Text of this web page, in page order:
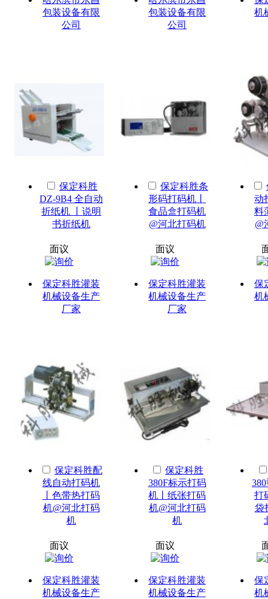
包装设备有限
公司
包装设备有限
公司
机
保定科胜
DZ-9B4 全自动
折纸机 丨说明
书折纸机
面议
保定科胜灌装
机械设备生产
厂家
保定科胜条
形码打码机丨
食品盒打码机
@河北打码机
面议
保定科胜灌装
机械设备生产
厂家
动
料
@
保
机
保定科胜配
线自动打码机
丨色带热打码
机@河北打码
机
面议
保定科胜灌装
机械设备生产
保定科胜
380F标示打码
机丨纸张打码
机@河北打码
机
面议
保定科胜灌装
机械设备生产
打
袋
保
机